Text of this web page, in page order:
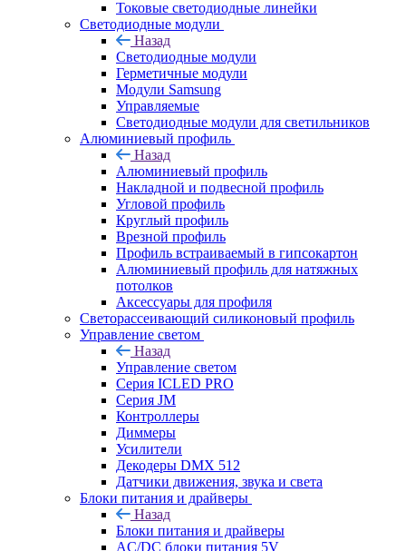
Токовые светодиодные линейки
Светодиодные модули
Назад
Светодиодные модули
Герметичные модули
Модули Samsung
Управляемые
Светодиодные модули для светильников
Алюминиевый профиль
Назад
Алюминиевый профиль
Накладной и подвесной профиль
Угловой профиль
Круглый профиль
Врезной профиль
Профиль встраиваемый в гипсокартон
Алюминиевый профиль для натяжных
потолков
Аксессуары для профиля
Светорассеивающий силиконовый профиль
Управление светом
Назад
Управление светом
Серия ICLED PRO
Серия JM
Контроллеры
Диммеры
Усилители
Декодеры DMX 512
Датчики движения, звука и света
Блоки питания и драйверы
Назад
Блоки питания и драйверы
AC/DC блоки питания 5V